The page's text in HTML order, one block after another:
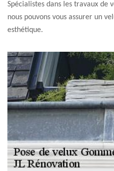
Spécialistes dans les travaux de
nous pouvons vous assurer un
esthétique.